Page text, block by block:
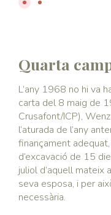
Quarta
L’any 1968 no hi va
carta del 8 maig de
Crusafont/ICP),
l’aturada de l’any
finançament
d’excavació de 15
juliol d’aquell mateix
seva esposa, i per
necessària.